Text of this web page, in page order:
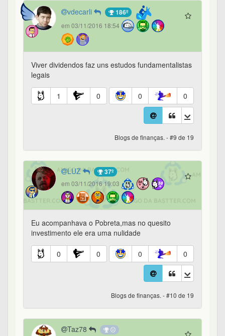
vdecarli 186º
em 03/11/2016 18:54
Viver dividendos faz uns estudos fundamentalistas
legais
1 0 0 0
Blogs de finanças. - #9 de 19
LUZ 37º
em 03/11/2016 19:03
Eu acompanhava o Pobreta,mas no quesito
investimento ele era uma nulidade
0 0 0 0
Blogs de finanças. - #10 de 19
Taz78